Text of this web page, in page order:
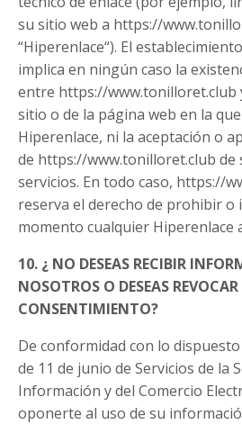
su sitio web a https://
“Hiperenlace“). El
implica en ningún caso la
entre https://www.tonilloret.club
sitio o de la página web en la
Hiperenlace, ni la aceptación o
de https://www.tonilloret.club de
servicios. En todo caso, https://
reserva el derecho de prohibir
momento cualquier Hiperenlace
10. ¿ NO DESEAS RECIBIR
NOSOTROS O DESEAS
CONSENTIMIENTO?
De conformidad con lo
de 11 de junio de Servicios de la
Información y del Comercio
oponerte al uso de su